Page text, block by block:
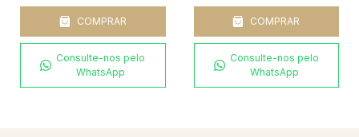
COMPRAR
Consulte-nos pelo
WhatsApp
COMPRAR
Consulte-nos pelo
WhatsApp